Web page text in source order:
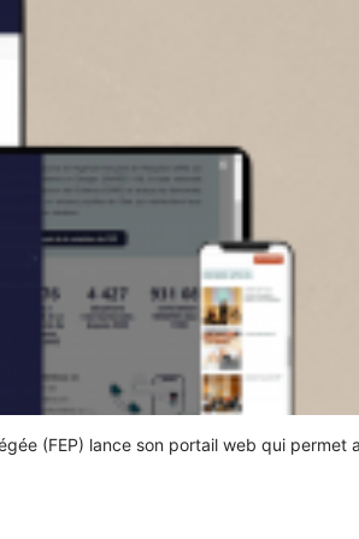
(FEP) lance son portail web qui permet